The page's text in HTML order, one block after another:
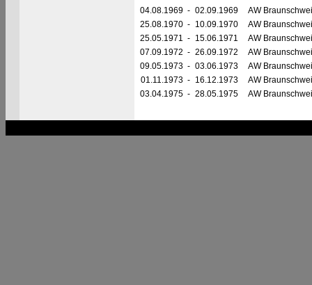
04.08.1969 - 02.09.1969
AW
25.08.1970 - 10.09.1970
AW
25.05.1971 - 15.06.1971
AW
07.09.1972 - 26.09.1972
AW
09.05.1973 - 03.06.1973
AW
01.11.1973 - 16.12.1973
AW
03.04.1975 - 28.05.1975 AW